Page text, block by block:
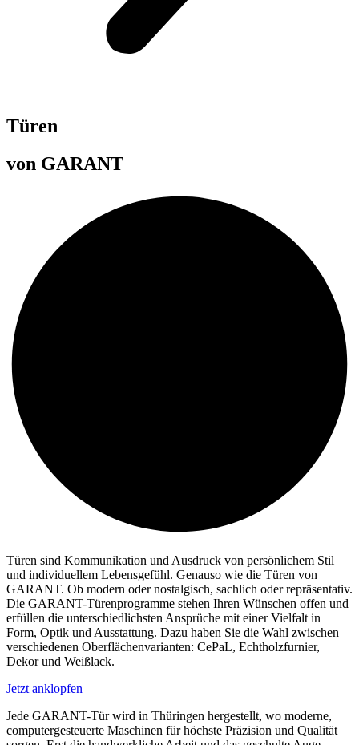
Türen
von GARANT
Türen sind Kommunikation und Ausdruck von persönlichem Stil
und individuellem Lebensgefühl. Genauso wie die Türen von
GARANT. Ob modern oder nostalgisch, sachlich oder repräsentativ.
Die GARANT-Türenprogramme stehen Ihren Wünschen offen und
erfüllen die unterschiedlichsten Ansprüche mit einer Vielfalt in
Form, Optik und Ausstattung. Dazu haben Sie die Wahl zwischen
verschiedenen Oberflächenvarianten: CePaL, Echtholzfurnier,
Dekor und Weißlack.
Jetzt anklopfen
Jede GARANT-Tür wird in Thüringen hergestellt, wo moderne,
computergesteuerte Maschinen für höchste Präzision und Qualität